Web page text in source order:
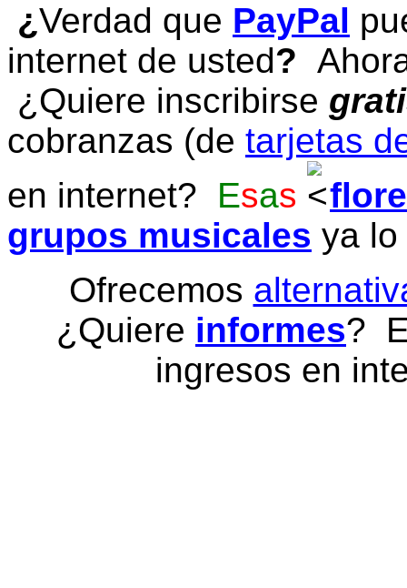
¿Verdad que PayPal
internet de usted?
¿Quiere inscribirse
cobranzas (de tarjetas
en internet? Esas
grupos musicales ya
Ofrecemos
¿Quiere informes?
ingresos en